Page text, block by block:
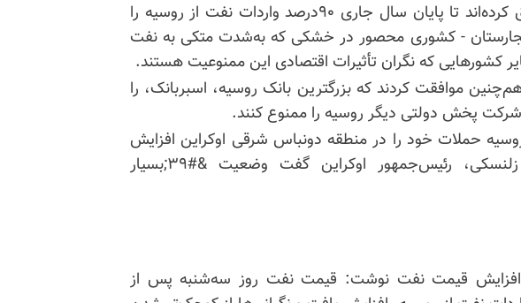
رهبران اتحادیه اروپا گفتند که توافق کرده‌اند تا پایان سال جاری ۹۰درصد واردات نفت از روسیه را
مجارستان - کشوری محصور در خشکی که به‌شدت متکی به نفت
کشورهایی که نگران تأثیرات اقتصادی این ممنوعیت هستند.
موافقت کردند که بزرگترین بانک روسیه، اسبربانک، را
پخش دولتی دیگر روسیه را ممنوع کنند.
حملات خود را در منطقه دونباس شرقی اوکراین افزایش
داده است، جایی که ولودیمیر زلنسکی، رئیس‌جمهور اوکراین گفت وضعیت &#۳۹;بسیار
قیمت نفت نوشت: قیمت نفت روز سه‌شنبه پس از